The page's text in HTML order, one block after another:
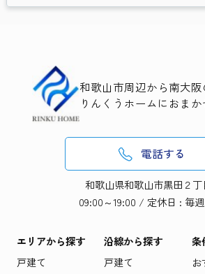
和歌山市周辺から南大
りんくうホームにおま
電話する
和歌山県和歌山市黒田２丁
09:00～19:00 / 定休日 : 毎
エリアから探す
戸建て
沿線から探す
戸建て
条